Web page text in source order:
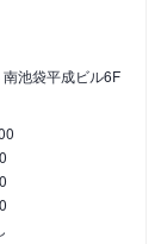
池袋平成ビル6F